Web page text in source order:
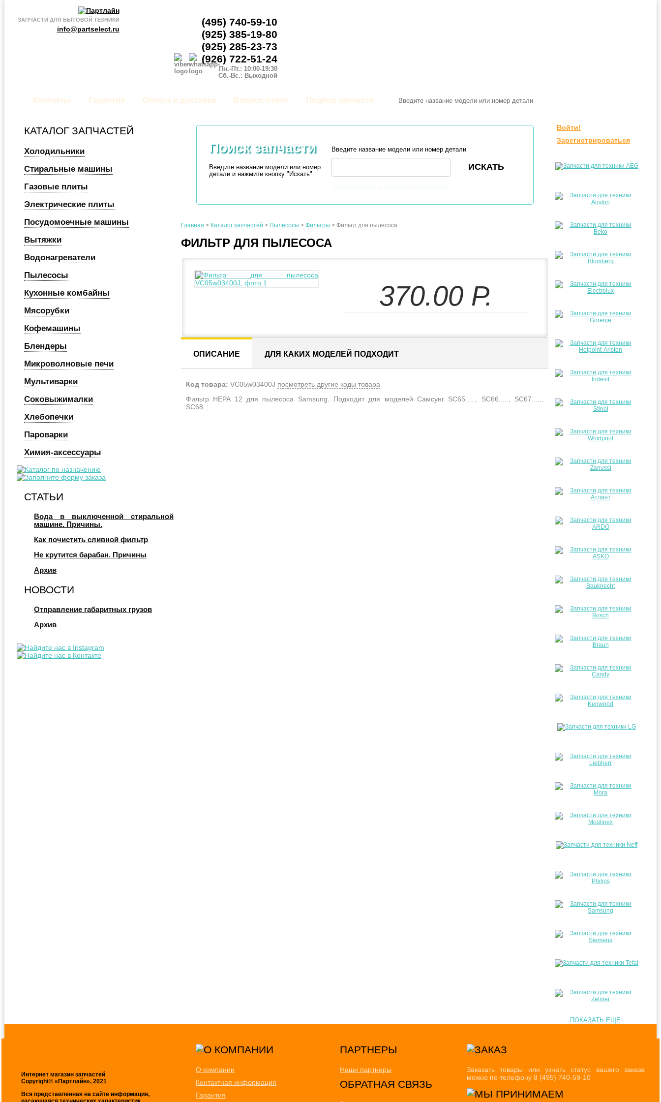
ЗАПЧАСТИ ДЛЯ БЫТОВОЙ ТЕХНИКИ
info@partselect.ru
(495) 740-59-10
(925) 385-19-80
(925) 285-23-73
(926) 722-51-24
Пн.-Пт.: 10:00-19:30
Сб.-Вс.: Выходной
Контакты Гарантия Оплата и доставка Вопрос-ответ Подбор запчасти
Войти!
Зарегистрироваться
ПОКАЗАТЬ ЕЩЕ
КАТАЛОГ ЗАПЧАСТЕЙ
Холодильники
Стиральные машины
Газовые плиты
Электрические плиты
Посудомоечные машины
Вытяжки
Водонагреватели
Пылесосы
Кухонные комбайны
Мясорубки
Кофемашины
Блендеры
Микроволновые печи
Мультиварки
Соковыжималки
Хлебопечки
Пароварки
Химия-аксессуары
СТАТЬИ
Вода в выключенной стиральной
машине. Причины.
Как почистить сливной фильтр
Не крутится барабан. Причины
Архив
НОВОСТИ
Отправление габаритных грузов
Архив
Поиск запчасти
Введите название модели или номер
детали и нажмите кнопку "Искать"
Введите название модели или номер детали
Главная > Каталог запчастей > Пылесосы > Фильтры > Фильтр для пылесоса
ФИЛЬТР ДЛЯ ПЫЛЕСОСА
370.00Р.
ОПИСАНИЕ ДЛЯ КАКИХ МОДЕЛЕЙ ПОДХОДИТ
Код товара: VC05w03400J посмотреть другие коды товара
Фильтр HEPA 12 для пылесоса Samsung. Подходит для моделей Самсунг SC65....., SC66....., SC67.....,
SC68.....
Интернет магазин запчастей
Copyright© «Партлайн», 2021
Вся представленная на сайте информация,
О компании
Контактная информация
Гарантия
ПАРТНЕРЫ
Наши партнеры
ОБРАТНАЯ СВЯЗЬ
Заказать товары или узнать статус вашего заказа
можно по телефону 8 (495) 740-59-10